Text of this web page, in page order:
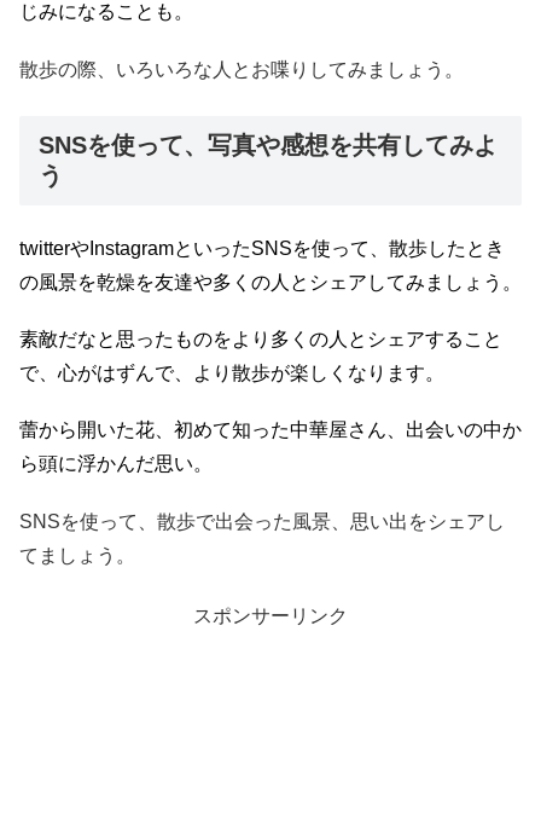
じみになることも。
散歩の際、いろいろな人とお喋りしてみましょう。
SNSを使って、写真や感想を共有してみよ
う
twitterやInstagramといったSNSを使って、散歩したとき
の風景を乾燥を友達や多くの人とシェアしてみましょう。
素敵だなと思ったものをより多くの人とシェアすること
で、心がはずんで、より散歩が楽しくなります。
蕾から開いた花、初めて知った中華屋さん、出会いの中か
ら頭に浮かんだ思い。
SNSを使って、散歩で出会った風景、思い出をシェアし
てましょう。
スポンサーリンク